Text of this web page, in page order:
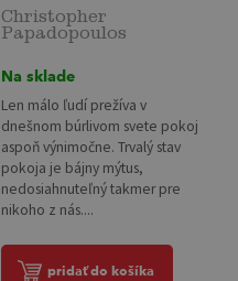
Christopher
Papadopoulos
Na sklade
Len málo ľudí prežíva v
dnešnom búrlivom svete pokoj
aspoň výnimočne. Trvalý stav
pokoja je bájny mýtus,
nedosiahnuteľný takmer pre
nikoho z nás....
pridať do košíka